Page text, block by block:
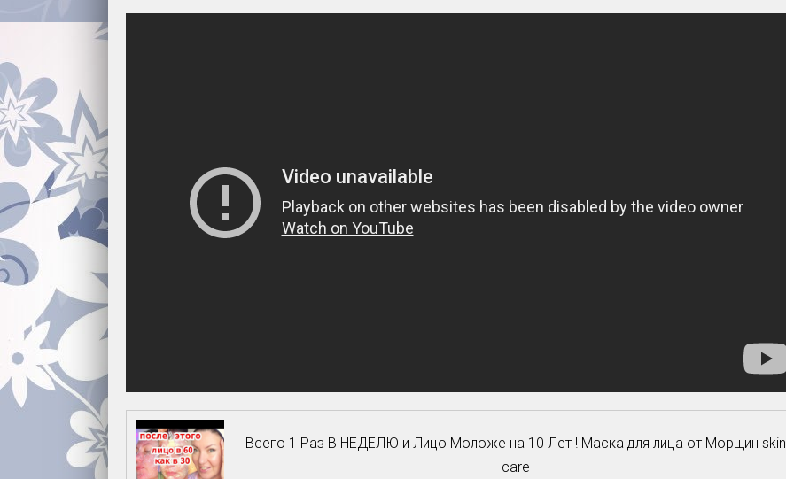
Всего 1 Раз В НЕДЕЛЮ и Лицо Моложе на 10 Лет ! Маска для лица от Морщин skin
care